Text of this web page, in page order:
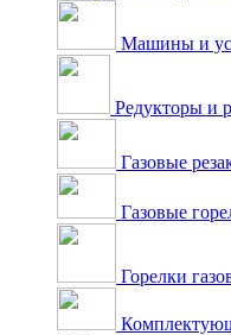
Машины и
Редукторы и
Газовые
Газовые
Горелки